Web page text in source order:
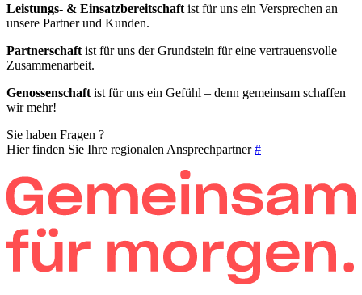
Leistungs- & Einsatzbereitschaft ist für uns ein Versprechen an
unsere Partner und Kunden.
Partnerschaft ist für uns der Grundstein für eine vertrauensvolle
Zusammenarbeit.
Genossenschaft ist für uns ein Gefühl – denn gemeinsam schaffen
wir mehr!
Sie haben Fragen ?
Hier finden Sie Ihre regionalen Ansprechpartner#